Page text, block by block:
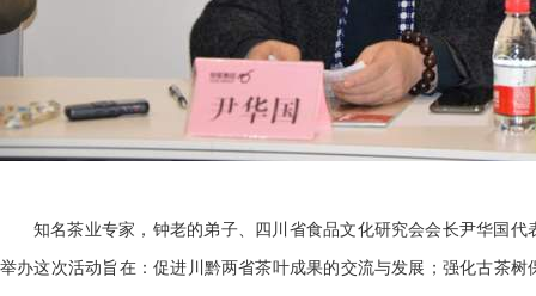
知名茶业专家，钟老的弟子、四川省食品文化研究会会长尹华国代
举办这次活动旨在：促进川黔两省茶叶成果的交流与发展；强化古茶树